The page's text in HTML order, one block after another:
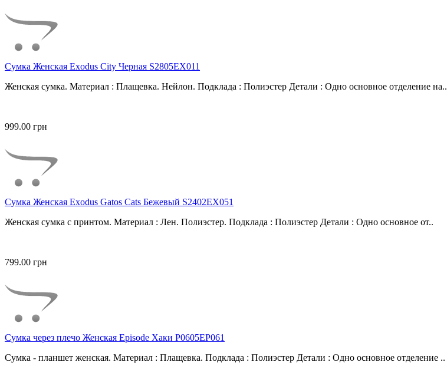
Сумка Женская Exodus City Черная S2805EX011
Женская сумка. Материал : Плащевка. Нейлон. Подклада : Полиэстер Детали : Одно основное отделение на..
999.00 грн
Сумка Женская Exodus Gatos Cats Бежевый S2402EX051
Женская сумка с принтом. Материал : Лен. Полиэстер. Подклада : Полиэстер Детали : Одно основное от..
799.00 грн
Сумка через плечо Женская Episode Хаки P0605EP061
Сумка - планшет женская. Материал : Плащевка. Подклада : Полиэстер Детали : Одно основное отделение ..